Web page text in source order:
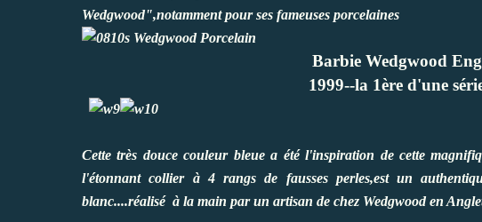
Wedgwood",notamment pour ses fameuses porcelaines
Barbie Wedgwood
1999--la 1ère d'une
Cette très douce couleur bleue a été l'inspiration de cette
l'étonnant collier à 4 rangs de fausses perles,est un
blanc....réalisé à la main par un artisan de chez Wedgwood en